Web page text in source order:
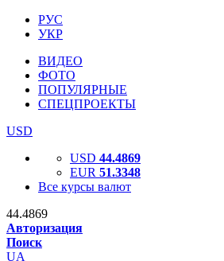
РУС
УКР
ВИДЕО
ФОТО
ПОПУЛЯРНЫЕ
СПЕЦПРОЕКТЫ
USD
USD 44.4869
EUR 51.3348
Все курсы валют
44.4869
Авторизация
Поиск
UA